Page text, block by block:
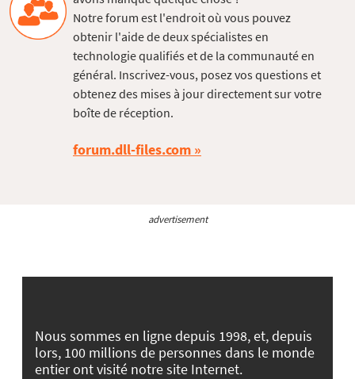
Notre forum est l'endroit où vous pouvez
obtenir l'aide de deux spécialistes en
technologie qualifiés et de la communauté en
général. Inscrivez-vous, posez vos questions et
obtenez des mises à jour directement sur votre
boîte de réception.
forum.dll-files.com
advertisement
Nous sommes en ligne depuis 1998, et, depuis
lors, 100 millions de personnes dans le monde
entier ont visité notre site Internet.